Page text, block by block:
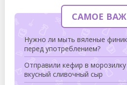
САМОЕ
Нужно ли мыть вяленые
перед употреблением?
Отправили кефир в морозилку
вкусный сливочный сыр